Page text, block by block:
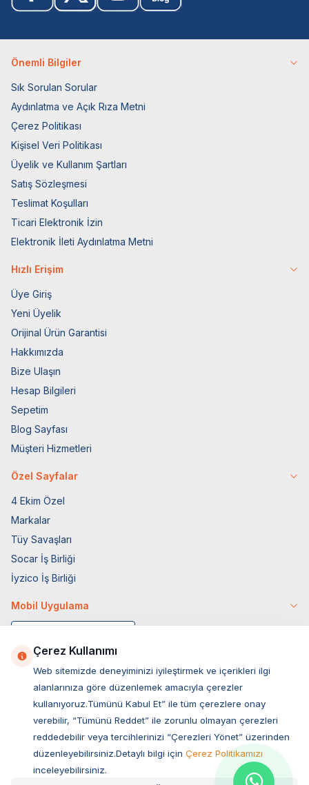
Önemli Bilgiler
Sık Sorulan Sorular
Aydınlatma ve Açık Rıza Metni
Çerez Politikası
Kişisel Veri Politikası
Üyelik ve Kullanım Şartları
Satış Sözleşmesi
Teslimat Koşulları
Ticari Elektronik İzin
Elektronik İleti Aydınlatma Metni
Hızlı Erişim
Üye Giriş
Yeni Üyelik
Orijinal Ürün Garantisi
Hakkımızda
Bize Ulaşın
Hesap Bilgileri
Sepetim
Blog Sayfası
Müşteri Hizmetleri
Özel Sayfalar
4 Ekim Özel
Markalar
Tüy Savaşları
Socar İş Birliği
İyzico İş Birliği
Mobil Uygulama
Müşteri Hizmetleri
Çerez Kullanımı
Web sitemizde deneyiminizi iyileştirmek ve içerikleri ilgi
alanlarınıza göre düzenlemek amacıyla çerezler
kullanıyoruz.Tümünü Kabul Et” ile tüm çerezlere onay
verebilir, “Tümünü Reddet” ile zorunlu olmayan çerezleri
reddedebilir veya tercihlerinizi “Çerezleri Yönet” üzerinden
düzenleyebilirsiniz.Detaylı bilgi için Çerez Politikamızı
inceleyebilirsiniz.